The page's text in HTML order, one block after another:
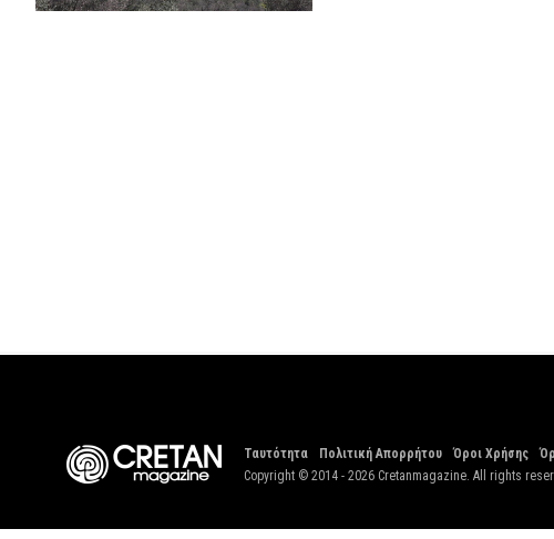
Ταυτότητα Πολιτική Απορρήτου Όροι Χρήσης
Copyright © 2014 - 2026 Cretanmagazine. All rights